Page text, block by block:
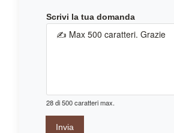
Scrivi la tua domanda
28 di 500 caratteri max.
Invia